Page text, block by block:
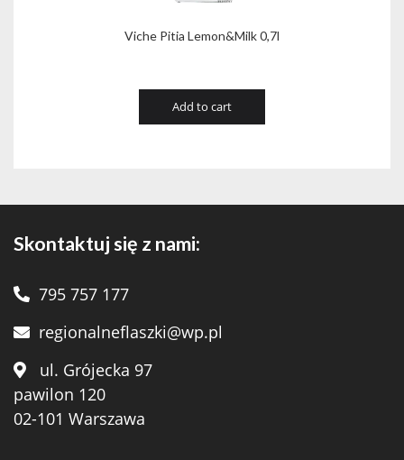
Viche Pitia Lemon&Milk 0,7l
Add to cart
Skontaktuj się z nami:
795 757 177
regionalneflaszki@wp.pl
ul. Grójecka 97
pawilon 120
02-101 Warszawa